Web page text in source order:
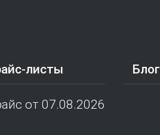
листы
от 07.08.2026
Блог